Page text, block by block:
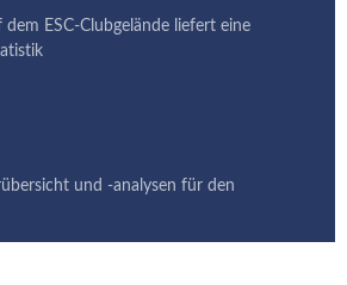
ESC-Clubgelände liefert eine
und -analysen für den